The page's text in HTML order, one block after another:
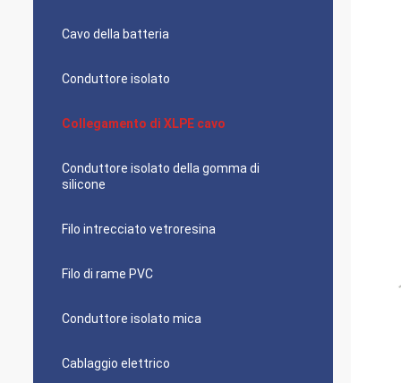
Cavo della batteria
Conduttore isolato
Collegamento di XLPE cavo
Conduttore isolato della gomma di
silicone
Filo intrecciato vetroresina
Filo di rame PVC
Conduttore isolato mica
Cablaggio elettrico